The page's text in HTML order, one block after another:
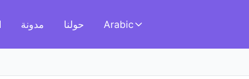
مدونة حولنا Arabic